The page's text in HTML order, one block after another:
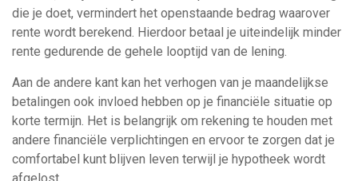
die je doet, vermindert het openstaande bedrag waarover
rente wordt berekend. Hierdoor betaal je uiteindelijk minder
rente gedurende de gehele looptijd van de lening.
Aan de andere kant kan het verhogen van je maandelijkse
betalingen ook invloed hebben op je financiële situatie op
korte termijn. Het is belangrijk om rekening te houden met
andere financiële verplichtingen en ervoor te zorgen dat je
comfortabel kunt blijven leven terwijl je hypotheek wordt